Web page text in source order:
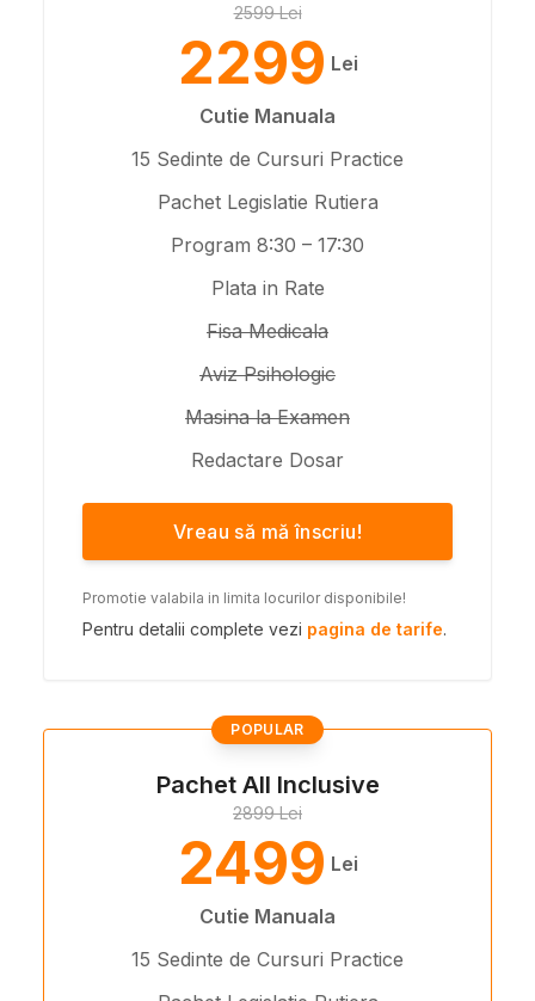
2599 Lei
2299 Lei
Cutie Manuala
15 Sedinte de Cursuri Practice
Pachet Legislatie Rutiera
Program 8:30 – 17:30
Plata in Rate
Fisa Medicala
Aviz Psihologic
Masina la Examen
Redactare Dosar
Vreau să mă înscriu!
Promotie valabila in limita locurilor disponibile!
Pentru detalii complete vezi pagina de tarife.
POPULAR
Pachet All Inclusive
2899 Lei
2499 Lei
Cutie Manuala
15 Sedinte de Cursuri Practice